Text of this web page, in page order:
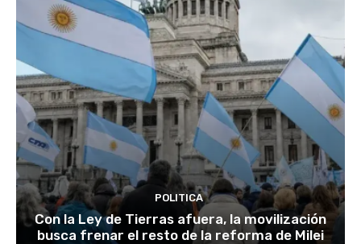
POLITICA
Con la Ley de Tierras afuera, la movilización
busca frenar el resto de la reforma de Milei